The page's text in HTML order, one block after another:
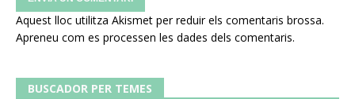
Aquest lloc utilitza Akismet per reduir els comentaris brossa.
Apreneu com es processen les dades dels comentaris.
BUSCADOR PER TEMES